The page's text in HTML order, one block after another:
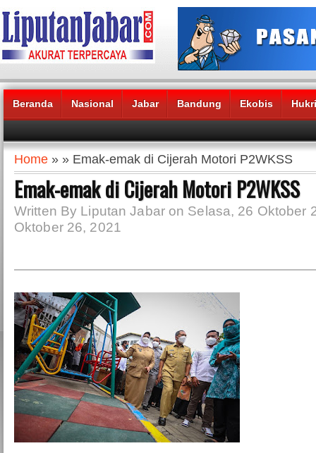
Beranda Nasional Jabar Bandung Ekobis
Headlines News :
Home » » Emak-emak di Cijerah Motori P2WKSS
Emak-emak di Cijerah Motori P2WKSS
Written By Liputan Jabar on Selasa, 26 Oktober
Oktober 26, 2021